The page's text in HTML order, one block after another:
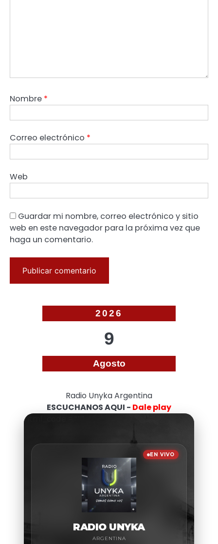
Nombre *
Correo electrónico *
Web
Guardar mi nombre, correo electrónico y sitio
web en este navegador para la próxima vez que
haga un comentario.
2026
9
Agosto
Radio Unyka Argentina
ESCUCHANOS AQUI - Dale play